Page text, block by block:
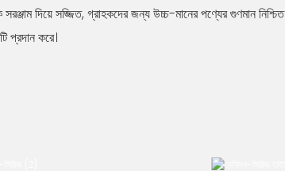
দিয়ে সজ্জিত, গ্রাহকদের জন্য উচ্চ-মানের পণ্যের গুণমান নিশ্চিত
প্রদান করে।